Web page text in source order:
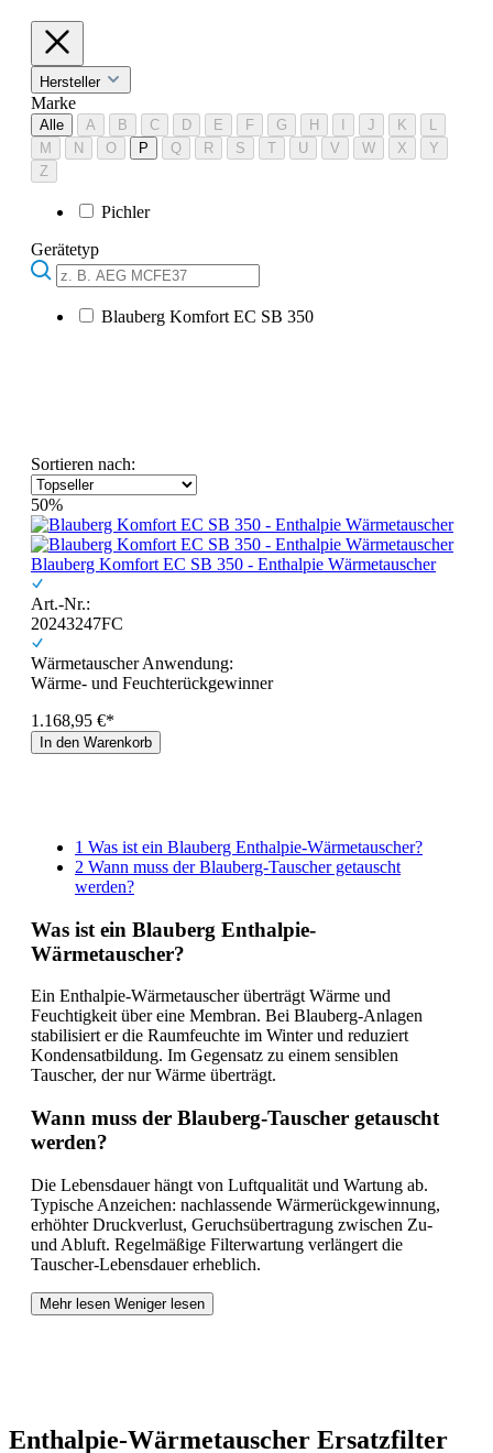
Hersteller
Marke
Alle A B C D E F G H J K
M
N O P Q R S T U V W X
Y
Z
Pichler
Gerätetyp
Blauberg Komfort EC SB 350
Sortieren nach:
50%
Blauberg Komfort EC SB 350 - Enthalpie Wärmetauscher
Art.-Nr.:
20243247FC
Wärmetauscher Anwendung:
Wärme- und Feuchterückgewinner
1.168,95 €*
In den Warenkorb
1 Was ist ein Blauberg Enthalpie-Wärmetauscher?
2 Wann muss der Blauberg-Tauscher getauscht
werden?
Was ist ein Blauberg Enthalpie-
Wärmetauscher?
Ein Enthalpie-Wärmetauscher überträgt Wärme und
Feuchtigkeit über eine Membran. Bei Blauberg-Anlagen
stabilisiert er die Raumfeuchte im Winter und reduziert
Kondensatbildung. Im Gegensatz zu einem sensiblen
Tauscher, der nur Wärme überträgt.
Wann muss der Blauberg-Tauscher getauscht
werden?
Die Lebensdauer hängt von Luftqualität und Wartung ab.
Typische Anzeichen: nachlassende Wärmerückgewinnung,
erhöhter Druckverlust, Geruchsübertragung zwischen Zu-
und Abluft. Regelmäßige Filterwartung verlängert die
Tauscher-Lebensdauer erheblich.
Mehr lesen Weniger lesen
Enthalpie-Wärmetauscher Ersatzfilter